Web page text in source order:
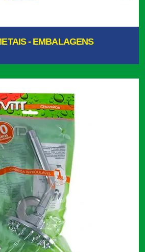
- EMBALAGENS